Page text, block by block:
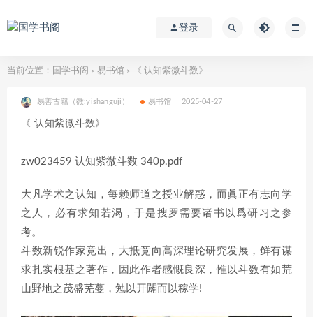
登录
当前位置： 国学书阁 > 易书馆 > 《 认知紫微斗数》
易善古籍（微:yishanguji） 易书馆 2025-04-27
《 认知紫微斗数》
zw023459 认知紫微斗数 340p.pdf
大凡学术之认知，每赖师道之授业解惑，而眞正有志向学
之人，必有求知若渴，于是搜罗需要诸书以爲研习之参
考。
斗数新锐作家竞出，大抵竞向高深理论研究发展，鲜有谋
求扎实根基之著作，因此作者感慨良深，惟以斗数有如荒
山野地之茂盛芜蔓，勉以开闢而以稼学!